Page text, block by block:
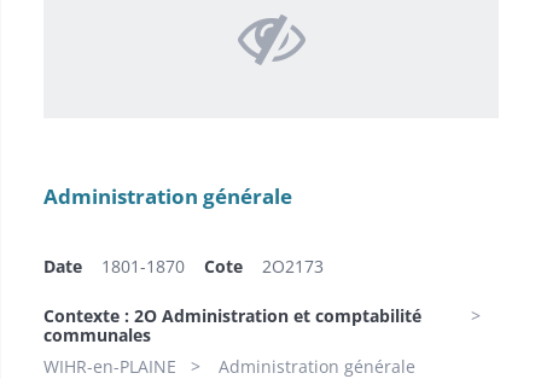
Administration générale
Date 1801-1870 Cote 2O2173
Contexte : 2O Administration et comptabilité
communales
WIHR-en-PLAINE
Administration générale